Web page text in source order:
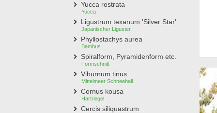
Yucca rostrata
Yucca
Ligustrum texanum 'Silver Star'
Japanischer Liguster
Phyllostachys aurea
Bambus
Spiralform, Pyramidenform etc.
Formschnitt
Viburnum tinus
Mittelmeer Schneeball
Cornus kousa
Hartriegel
Cercis siliquastrum